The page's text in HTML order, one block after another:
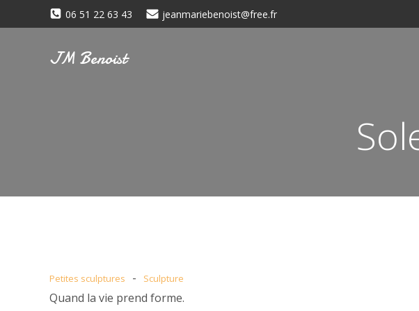
06 51 22 63 43 jeanmariebenoist@free.fr
JM Benoist
Petites sculptures - Sculpture
Quand la vie prend forme.